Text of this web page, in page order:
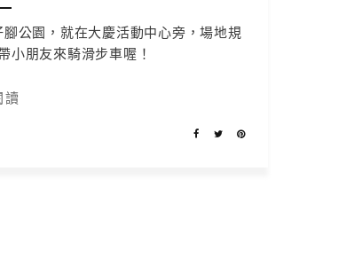
公園，就在大慶活動中心旁，場地規
小朋友來騎滑步車喔！
讀